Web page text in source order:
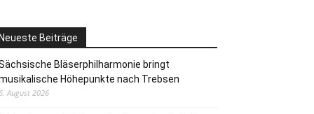
Beiträge
Bläserphilharmonie bringt
Höhepunkte nach Trebsen
August 2026